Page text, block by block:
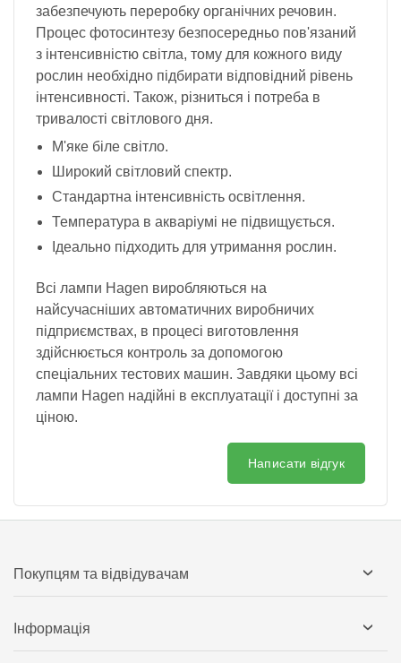
забезпечують переробку органічних речовин.
Процес фотосинтезу безпосередньо пов'язаний
з інтенсивністю світла, тому для кожного виду
рослин необхідно підбирати відповідний рівень
інтенсивності. Також, різниться і потреба в
тривалості світлового дня.
М'яке біле світло.
Широкий світловий спектр.
Стандартна інтенсивність освітлення.
Температура в акваріумі не підвищується.
Ідеально підходить для утримання рослин.
Всі лампи Hagen виробляються на
найсучасніших автоматичних виробничих
підприємствах, в процесі виготовлення
здійснюється контроль за допомогою
спеціальних тестових машин. Завдяки цьому всі
лампи Hagen надійні в експлуатації і доступні за
ціною.
Написати відгук
Покупцям та відвідувачам
Інформація